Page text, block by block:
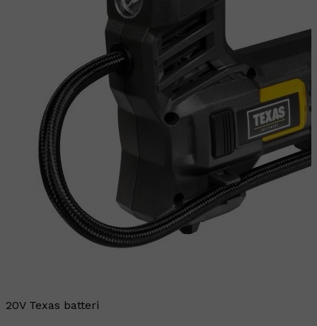
20V Texas batteri